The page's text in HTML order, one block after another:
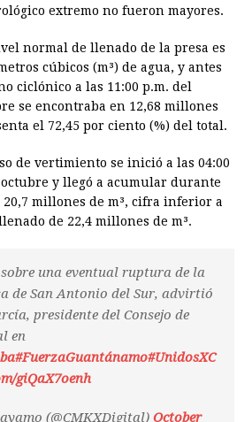
extremo no fueron mayores.
normal de llenado de la presa es
cúbicos (m³) de agua, y antes
ciclónico a las 11:00 p.m. del
se encontraba en 12,68 millones
el 72,45 por ciento (%) del total.
de vertimiento se inició a las 04:00
y llegó a acumular durante
millones de m³, cifra inferior a
de 22,4 millones de m³.
una eventual ruptura de la
de San Antonio del Sur, advirtió
presidente del Consejo de
en
#FuerzaGuantánamo#UnidosXC
giQaX7oenh
(@CMKXDigital) October